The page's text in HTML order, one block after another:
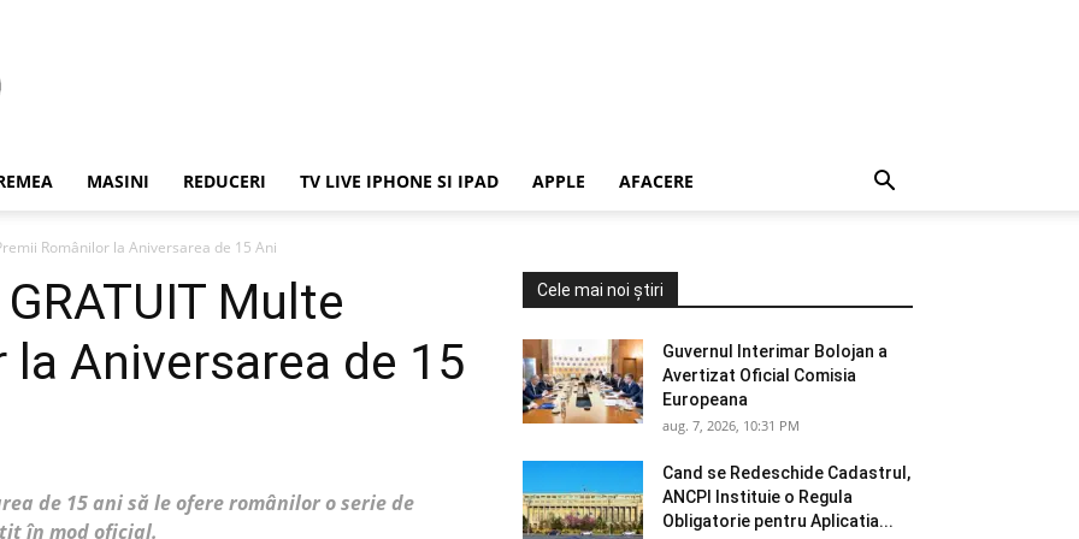
MASINI REDUCERI TV LIVE IPHONE SI IPAD APPLE AFACERE
Românilor la Aniversarea de 15 Ani
Multe
Aniversarea de 15
de 15 ani să le ofere românilor o serie de
în mod oficial.
Cele mai noi știri
Guvernul Interimar Bolojan a
Avertizat Oficial Comisia
Europeana
aug. 7, 2026, 10:31 PM
Cand se Redeschide Cadastrul,
ANCPI Instituie o Regula
Obligatorie pentru Aplicatia...